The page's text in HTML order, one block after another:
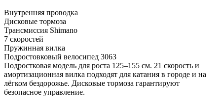
Внутренняя проводка
Дисковые тормоза
Трансмиссия Shimano
7 скоростей
Пружинная вилка
Подростовковый велосипед 3063
Подростковая модель для роста 125–155 см. 21 скорость и
амортизационная вилка подходят для катания в городе и на
лёгком бездорожье. Дисковые тормоза гарантируют
безопасное управление.